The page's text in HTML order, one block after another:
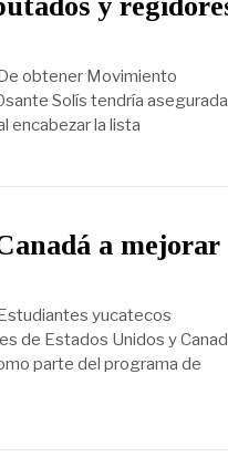
y
obtener Movimiento
Solís tendría
encabezar la lista
a mejorar
yucatecos
de Estados Unidos y
parte del programa de